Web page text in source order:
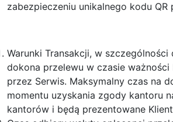
zabezpieczeniu unikalnego kodu
Warunki Transakcji, w
dokona przelewu w czasie
przez Serwis. Maksymalny czas na
momentu uzyskania zgody kantoru
kantorów i będą prezentowane